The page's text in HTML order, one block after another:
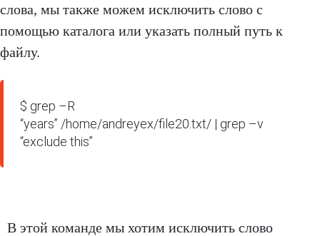
слова, мы также можем исключить слово с
помощью каталога или указать полный путь к
файлу.
$ grep –R
“years” /home/andreyex/file20.txt/ | grep –v
“exclude this”
В этой команде мы хотим исключить слово